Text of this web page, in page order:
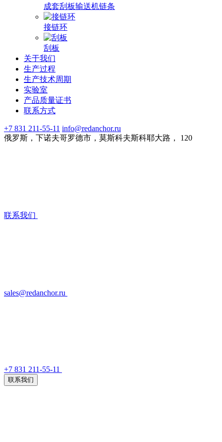
成套刮板输送机链条
接链环
刮板
关于我们
生产过程
生产技术周期
实验室
产品质量证书
联系方式
+7 831 211-55-11 info@redanchor.ru
俄罗斯，下诺夫哥罗德市，莫斯科夫斯科耶大路， 120
联系我们
sales@redanchor.ru
+7 831 211-55-11
联系我们